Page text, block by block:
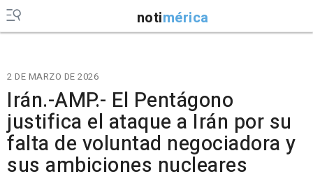
notimérica
2 DE MARZO DE 2026
Irán.-AMP.- El Pentágono
justifica el ataque a Irán por su
falta de voluntad negociadora y
sus ambiciones nucleares